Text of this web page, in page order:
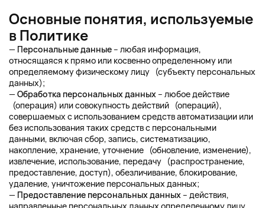
Основные понятия, используемые
в Политике
— Персональные данные– любая информация,
относящаяся к прямо или косвенно определенному или
определяемому физическому лицу (субъекту персональных
данных);
— Обработка персональных данных– любое действие
(операция) или совокупность действий (операций),
совершаемых с использованием средств автоматизации или
без использования таких средств с персональными
данными, включая сбор, запись, систематизацию,
накопление, хранение, уточнение (обновление, изменение),
извлечение, использование, передачу (распространение,
предоставление, доступ), обезличивание, блокирование,
удаление, уничтожение персональных данных;
— Предоставление персональных данных– действия,